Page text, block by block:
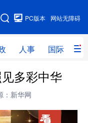
网站无障碍
PC版本
人事 国际 财
政 人事
评
线 教育
多彩中华
：新华网